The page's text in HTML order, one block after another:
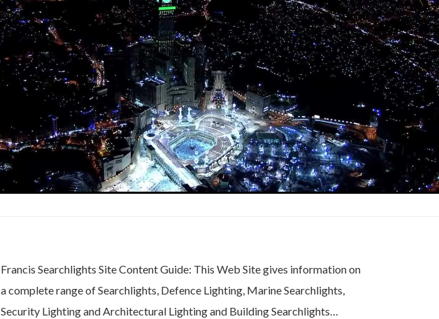
Francis Searchlights Site Content Guide: This Web Site gives information on
a complete range of Searchlights, Defence Lighting, Marine Searchlights,
Security Lighting and Architectural Lighting and Building Searchlights…